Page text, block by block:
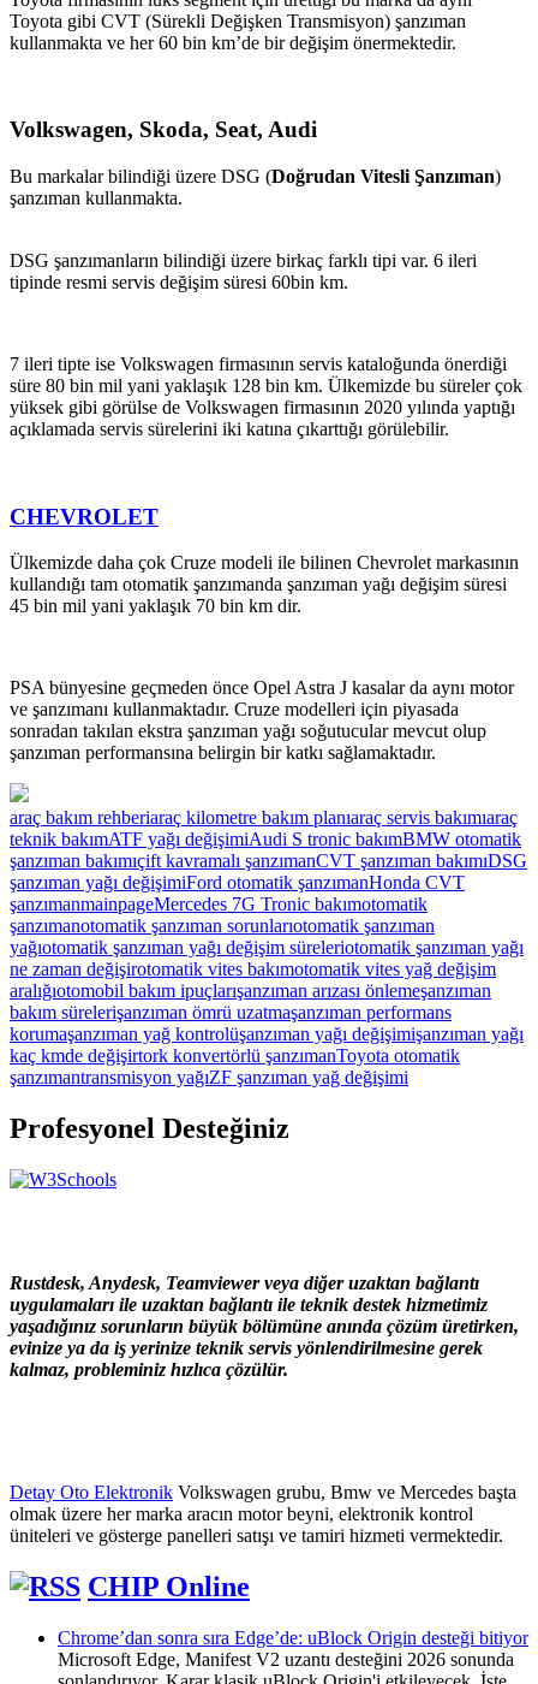
Toyota gibi CVT (Sürekli Değişken Transmisyon) şanzıman
kullanmakta ve her 60 bin km’de bir değişim önermektedir.
Volkswagen, Skoda, Seat, Audi
Bu markalar bilindiği üzere DSG (Doğrudan Vitesli Şanzıman)
şanzıman kullanmakta.
DSG şanzımanların bilindiği üzere birkaç farklı tipi var. 6 ileri
tipinde resmi servis değişim süresi 60bin km.
7 ileri tipte ise Volkswagen firmasının servis kataloğunda önerdiği
süre 80 bin mil yani yaklaşık 128 bin km. Ülkemizde bu süreler çok
yüksek gibi görülse de Volkswagen firmasının 2020 yılında yaptığı
açıklamada servis sürelerini iki katına çıkarttığı görülebilir.
CHEVROLET
Ülkemizde daha çok Cruze modeli ile bilinen Chevrolet markasının
kullandığı tam otomatik şanzımanda şanzıman yağı değişim süresi
45 bin mil yani yaklaşık 70 bin km dir.
PSA bünyesine geçmeden önce Opel Astra J kasalar da aynı motor
ve şanzımanı kullanmaktadır. Cruze modelleri için piyasada
sonradan takılan ekstra şanzıman yağı soğutucular mevcut olup
şanzıman performansına belirgin bir katkı sağlamaktadır.
araç bakım rehberiaraç kilometre bakım planıaraç servis bakımıaraç
teknik bakımATF yağı değişimiAudi S tronic bakımBMW otomatik
şanzıman bakımıçift kavramalı şanzımanCVT şanzıman bakımıDSG
şanzıman yağı değişimiFord otomatik şanzımanHonda CVT
şanzımanmainpageMercedes 7G Tronic bakımotomatik
şanzımanotomatik şanzıman sorunlarıotomatik şanzıman
yağıotomatik şanzıman yağı değişim süreleriotomatik şanzıman yağı
ne zaman değişirotomatik vites bakımotomatik vites yağ değişim
aralığıotomobil bakım ipuçlarışanzıman arızası önlemeşanzıman
bakım sürelerişanzıman ömrü uzatmaşanzıman performans
korumaşanzıman yağ kontrolüşanzıman yağı değişimişanzıman yağı
kaç kmde değişirtork konvertörlü şanzımanToyota otomatik
şanzımantransmisyon yağıZF şanzıman yağ değişimi
Profesyonel Desteğiniz
Rustdesk, Anydesk, Teamviewer veya diğer uzaktan bağlantı
uygulamaları ile uzaktan bağlantı ile teknik destek hizmetimiz
yaşadığınız sorunların büyük bölümüne anında çözüm üretirken,
evinize ya da iş yerinize teknik servis yönlendirilmesine gerek
kalmaz, probleminiz hızlıca çözülür.
Detay Oto Elektronik Volkswagen grubu, Bmw ve Mercedes başta
olmak üzere her marka aracın motor beyni, elektronik kontrol
üniteleri ve gösterge panelleri satışı ve tamiri hizmeti vermektedir.
CHIP Online
Chrome’dan sonra sıra Edge’de: uBlock Origin desteği bitiyor
Microsoft Edge, Manifest V2 uzantı desteğini 2026 sonunda